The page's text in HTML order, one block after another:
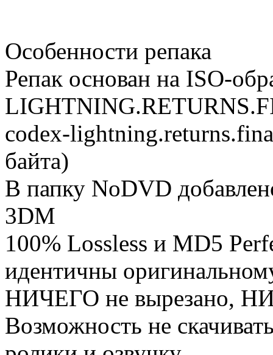
Особенности репака
Репак основан на ISO-
codex-
байта)
В папку NoDVD
3DM
100% Lossless и MD5
идентичны
НИЧЕГО не вырезано,
Возможность не